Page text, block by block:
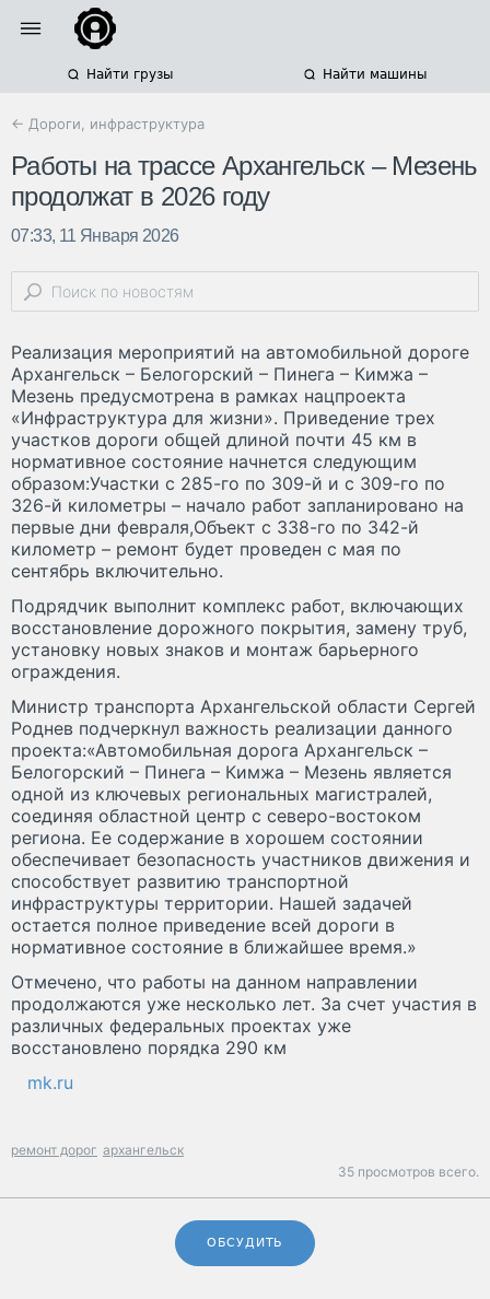
Найти грузы Найти машины
← Дороги, инфраструктура
Работы на трассе Архангельск – Мезень
продолжат в 2026 году
07:33, 11 Января 2026
Реализация мероприятий на автомобильной дороге
Архангельск – Белогорский – Пинега – Кимжа –
Мезень предусмотрена в рамках нацпроекта
«Инфраструктура для жизни». Приведение трех
участков дороги общей длиной почти 45 км в
нормативное состояние начнется следующим
образом:Участки с 285-го по 309-й и с 309-го по
326-й километры – начало работ запланировано на
первые дни февраля,Объект с 338-го по 342-й
километр – ремонт будет проведен с мая по
сентябрь включительно.
Подрядчик выполнит комплекс работ, включающих
восстановление дорожного покрытия, замену труб,
установку новых знаков и монтаж барьерного
ограждения.
Министр транспорта Архангельской области Сергей
Роднев подчеркнул важность реализации данного
проекта:«Автомобильная дорога Архангельск –
Белогорский – Пинега – Кимжа – Мезень является
одной из ключевых региональных магистралей,
соединяя областной центр с северо-востоком
региона. Ее содержание в хорошем состоянии
обеспечивает безопасность участников движения и
способствует развитию транспортной
инфраструктуры территории. Нашей задачей
остается полное приведение всей дороги в
нормативное состояние в ближайшее время.»
Отмечено, что работы на данном направлении
продолжаются уже несколько лет. За счет участия в
различных федеральных проектах уже
восстановлено порядка 290 км
mk.ru
ремонт дорог архангельск
35 просмотров всего.
ОБСУДИТЬ